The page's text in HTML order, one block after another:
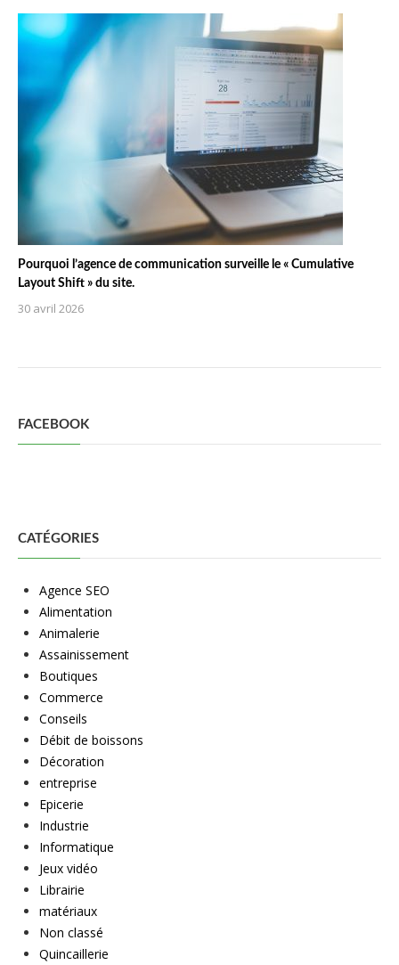
Pourquoi l’agence de communication surveille le « Cumulative
Layout Shift » du site.
30 avril 2026
FACEBOOK
CATÉGORIES
Agence SEO
Alimentation
Animalerie
Assainissement
Boutiques
Commerce
Conseils
Débit de boissons
Décoration
entreprise
Epicerie
Industrie
Informatique
Jeux vidéo
Librairie
matériaux
Non classé
Quincaillerie